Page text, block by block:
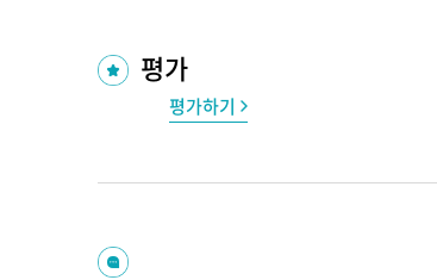
평가
평가하기